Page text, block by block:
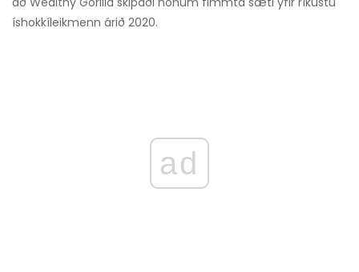
íshokkíleikmenn árið 2020.
ad